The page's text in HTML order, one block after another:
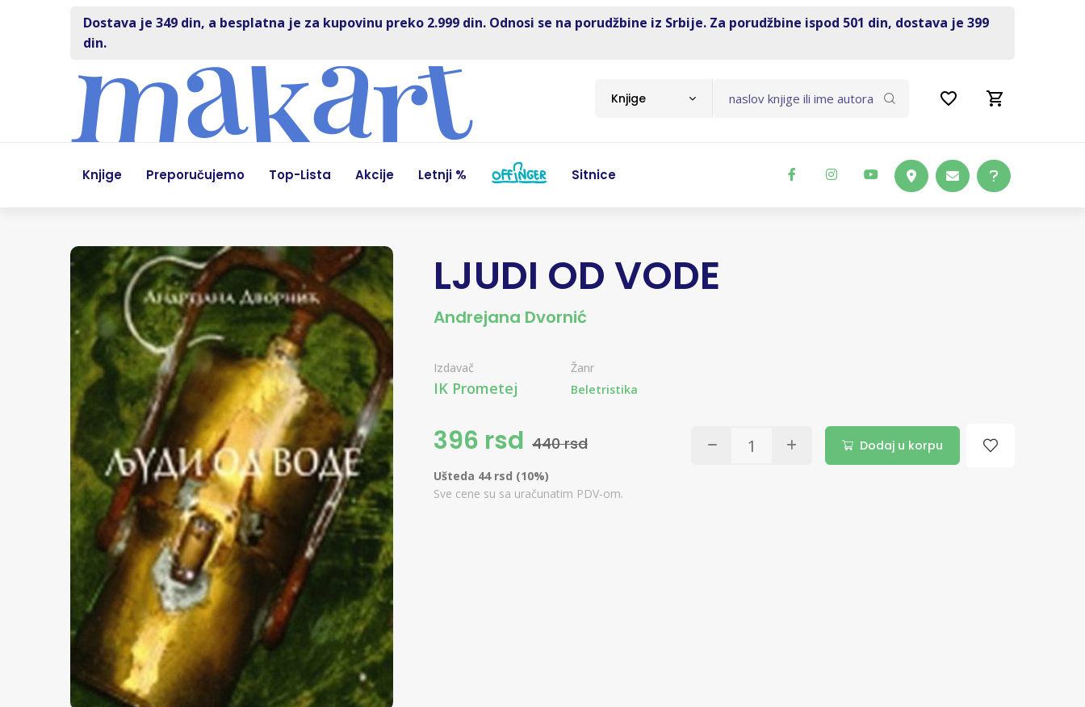
Dostava je 349 din, a besplatna je za kupovinu preko 2.999 din. Odnosi se na porudžbine iz Srbije. Za porudžbine ispod 501 din, dostava je 399
din.
Knjige
Knjige Preporučujemo Top-Lista Akcije Letnji % Sitnice
LJUDI OD VODE
Andrejana Dvornić
Izdavač
IK Prometej
Žanr
Beletristika
396 rsd 440 rsd Dodaj u korpu
Ušteda 44 rsd (10%)
Sve cene su sa uračunatim PDV-om.